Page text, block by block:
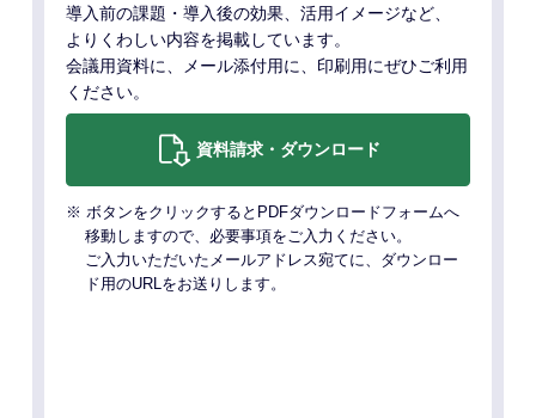
導入前の課題・導入後の効果、活用イメージなど、
よりくわしい内容を掲載しています。
会議用資料に、メール添付用に、印刷用にぜひご利用
ください。
資料請求・ダウンロード
※ ボタンをクリックするとPDFダウンロードフォームへ
移動しますので、必要事項をご入力ください。
ご入力いただいたメールアドレス宛てに、ダウンロー
ド用のURLをお送りします。